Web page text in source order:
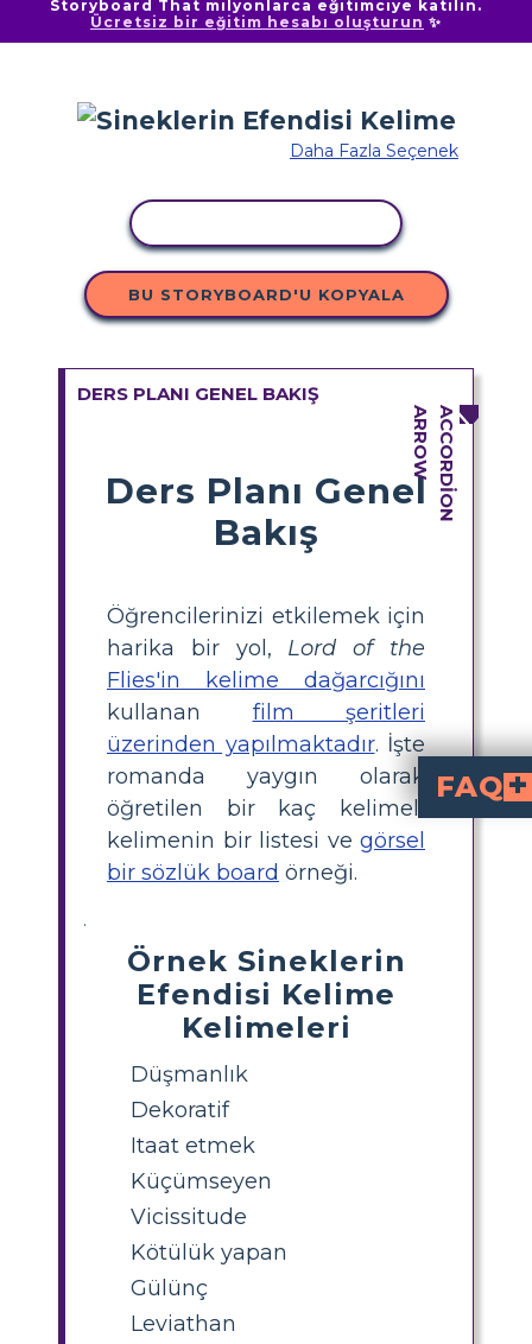
Storyboard That milyonlarca eğitimciye katılın.
Ücretsiz bir eğitim hesabı oluşturun ✨
Daha Fazla Seçenek
BU STORYBOARD'U KOPYALA
DERS PLANI GENEL BAKIŞ
Ders Planı Genel
Bakış
Öğrencilerinizi etkilemek için
harika bir yol, Lord of the
Flies'in kelime dağarcığını
kullanan film şeritleri
üzerinden yapılmaktadır. İşte
romanda yaygın olarak
öğretilen bir kaç kelimeli
kelimenin bir listesi ve görsel
bir sözlük board örneği.
.
Örnek Sineklerin
Efendisi Kelime
Kelimeleri
Düşmanlık
Dekoratif
Itaat etmek
Küçümseyen
Vicissitude
Kötülük yapan
Gülünç
Leviathan
FAQ